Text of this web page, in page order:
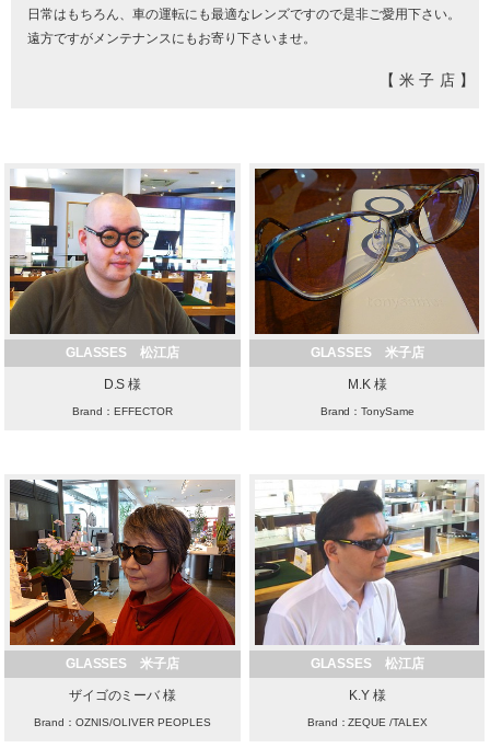
日常はもちろん、車の運転にも最適なレンズですので是非ご愛用下さい。
遠方ですがメンテナンスにもお寄り下さいませ。
【米子店】
GLASSES 松江店
D.S 様
Brand：EFFECTOR
GLASSES 米子店
M.K 様
Brand：TonySame
GLASSES 米子店
ザイゴのミーバ 様
Brand：OZNIS/OLIVER PEOPLES
GLASSES 松江店
K.Y 様
Brand：ZEQUE /TALEX